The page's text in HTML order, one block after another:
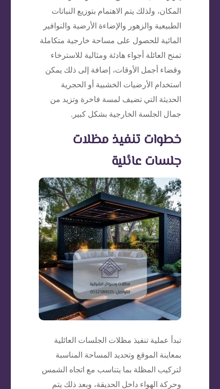
المكان، ولذلك يتم الاهتمام بتوزيع النباتات
الطبيعية والزهور والإضاءة الأرضية والنوافير
المائية للحصول على مساحة خارجية متكاملة
تمنح العائلة أجواء هادئة ومثالية للاسترخاء
وقضاء أجمل الأوقات، إضافة إلى ذلك يمكن
استخدام الأرضيات الخشبية أو الحجرية
الحديثة التي تضيف لمسة فاخرة وتزيد من
جمال الجلسة الخارجية بشكل كبير.
خطوات تنفيذ مظلات
جلسات عائلية
تبدأ عملية تنفيذ مظلات الجلسات العائلية
بمعاينة الموقع وتحديد المساحة المناسبة
لتركيب المظلة بما يتناسب مع اتجاه الشمس
وحركة الهواء داخل الحديقة، وبعد ذلك يتم